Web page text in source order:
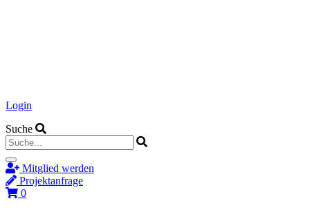
Login
Suche
Mitglied werden
Projektanfrage
0